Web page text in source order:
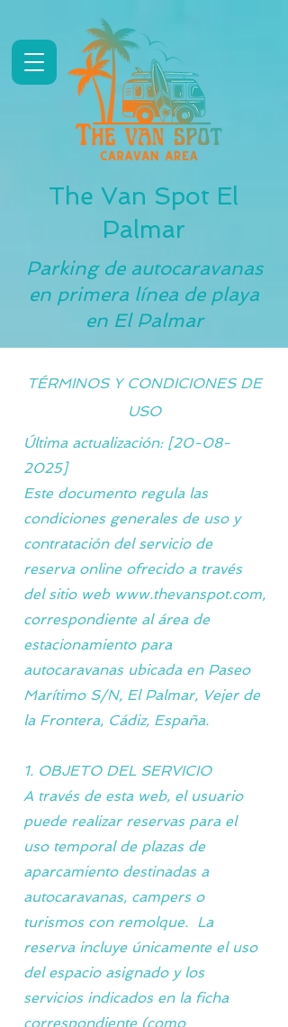
The Van Spot El
Palmar
Parking de autocaravanas
en primera línea de playa
en El Palmar
TÉRMINOS Y CONDICIONES DE
USO
Última actualización: [20-08-
2025]
Este documento regula las
condiciones generales de uso y
contratación del servicio de
reserva online ofrecido a través
del sitio web www.thevanspot.com,
correspondiente al área de
estacionamiento para
autocaravanas ubicada en Paseo
Marítimo S/N, El Palmar, Vejer de
la Frontera, Cádiz, España.
1. OBJETO DEL SERVICIO
A través de esta web, el usuario
puede realizar reservas para el
uso temporal de plazas de
aparcamiento destinadas a
autocaravanas, campers o
turismos con remolque. La
reserva incluye únicamente el uso
del espacio asignado y los
servicios indicados en la ficha
correspondiente (como